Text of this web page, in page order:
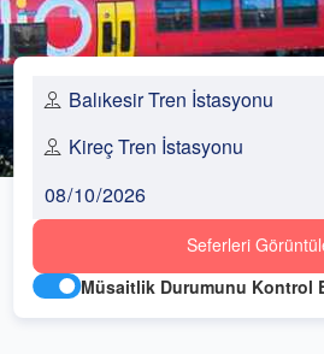
Seferleri
Müsaitlik Durumunu Kontrol